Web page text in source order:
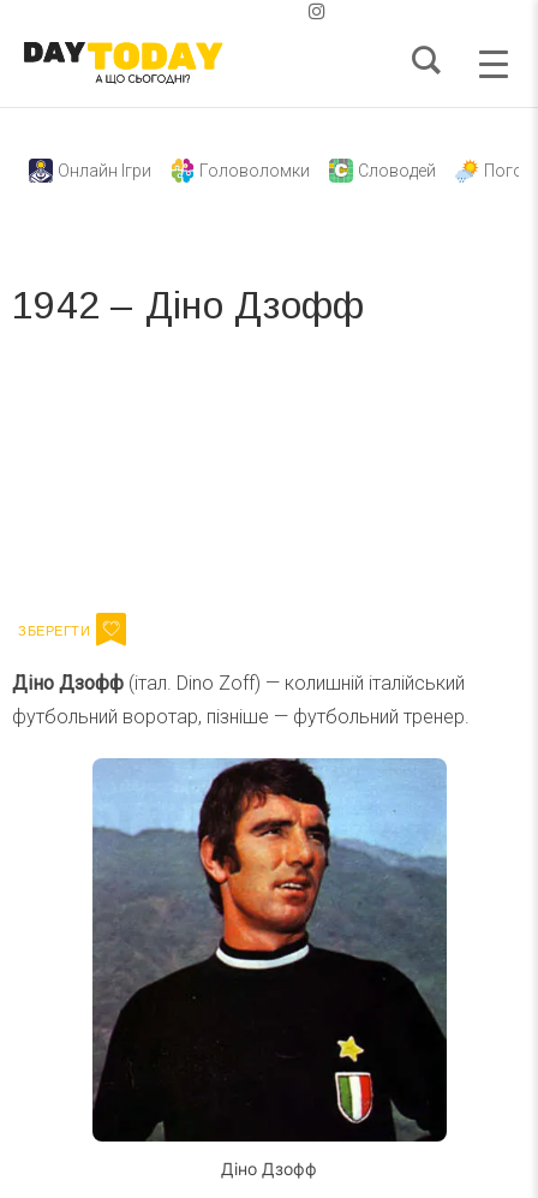
Онлайн Ігри Головоломки Словодей
1942 – Діно Дзофф
Діно Дзофф (італ. Dino Zoff) — колишній італійський
футбольний воротар, пізніше — футбольний тренер.
Діно Дзофф